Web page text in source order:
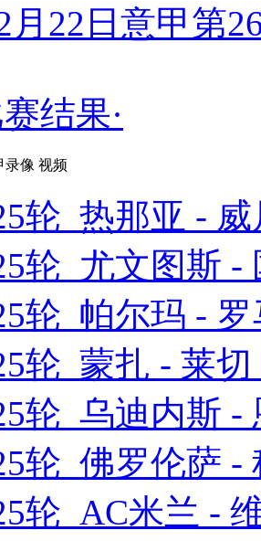
月22日意甲第
结果·
录像 视频
轮 热那亚 -
轮 尤文图斯 -
轮 帕尔玛 -
轮 蒙扎 - 莱切
轮 乌迪内斯 -
轮 佛罗伦萨 -
轮 AC米兰 -